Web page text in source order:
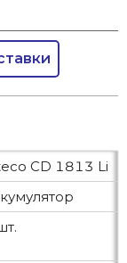
CD 1813 Li